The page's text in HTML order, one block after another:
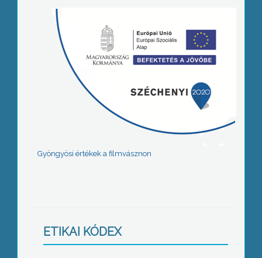
Gyöngyösi értékek a filmvásznon
ETIKAI KÓDEX